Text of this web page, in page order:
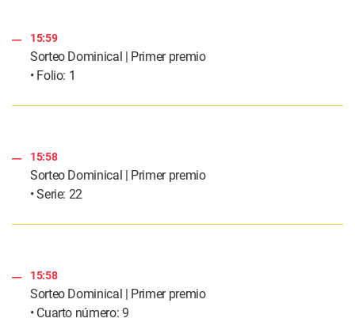
15:59
Sorteo Dominical | Primer premio
• Folio: 1
15:58
Sorteo Dominical | Primer premio
• Serie: 22
15:58
Sorteo Dominical | Primer premio
• Cuarto número: 9